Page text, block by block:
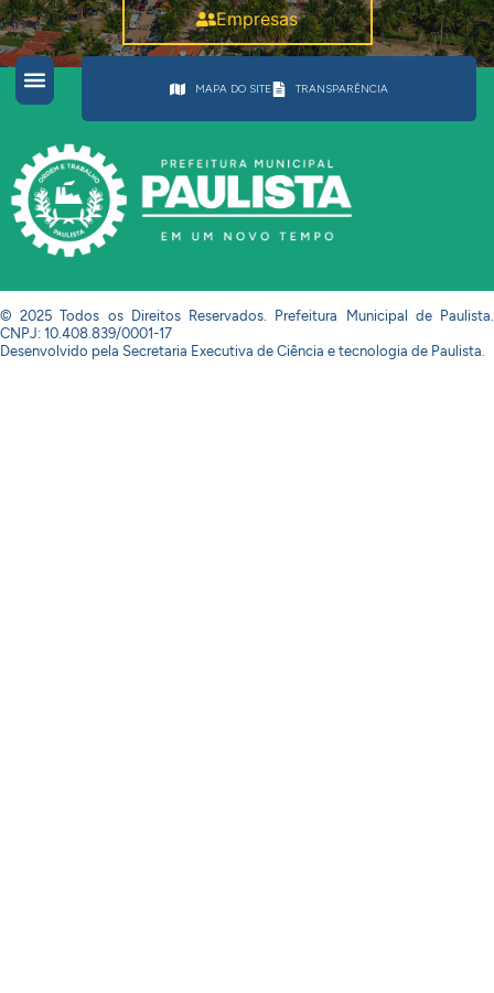
Empresas
MAPA DO SITE TRANSPARÊNCIA
© 2025 Todos os Direitos Reservados. Prefeitura Municipal de Paulista.
CNPJ: 10.408.839/0001-17
Desenvolvido pela Secretaria Executiva de Ciência e tecnologia de Paulista.